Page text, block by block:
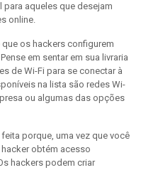
aqueles que desejam
online.
os hackers configurem
em sentar em sua livraria
de Wi-Fi para se conectar à
na lista são redes Wi-
ou algumas das opções
porque, uma vez que você
obtém acesso
hackers podem criar